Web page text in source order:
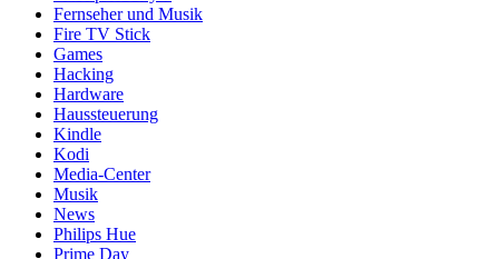
Fernseher und Musik
Fire TV Stick
Games
Hacking
Hardware
Haussteuerung
Kindle
Kodi
Media-Center
Musik
News
Philips Hue
Prime Day